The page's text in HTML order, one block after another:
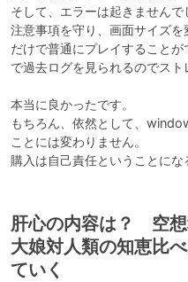
そして、エラーは起きませんで
注意事項を守り、画面サイズ
だけで普通にプレイすること
で過去ログを見られるのでスト
本当に良かったです。
もちろん、依然として、
ことには変わりません。
購入は自己責任ということにな
肝心の内容は？ 空
大娘対人類の知恵比
ていく